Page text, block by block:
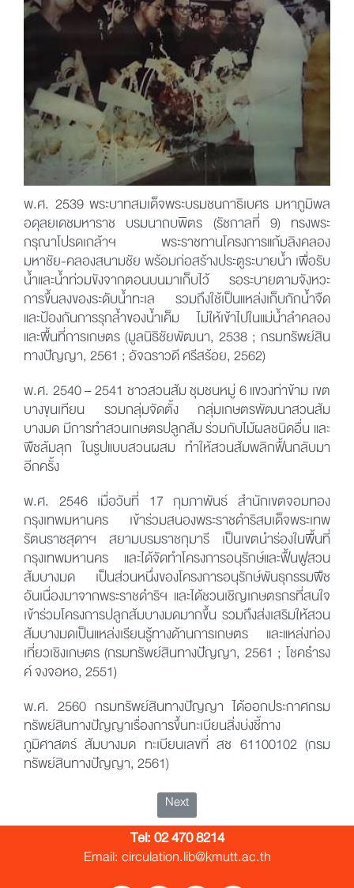
พ.ศ. 2539 พระบาทสมเด็จพระบรมชนกาธิเบศร มหาภูมิพล
อดุลยเดชมหาราช บรมนาถบพิตร (รัชกาลที่ 9) ทรงพระ
กรุณาโปรดเกล้าฯ พระราชทานโครงการแก้มลิงคลอง
มหาชัย-คลองสนามชัย พร้อมก่อสร้างประตูระบายน้ำ เพื่อรับ
น้ำและน้ำท่วมขังจากตอนบนมาเก็บไว้ รอระบายตามจังหวะ
การขึ้นลงของระดับน้ำทะเล รวมถึงใช้เป็นแหล่งเก็บกักน้ำจืด
และป้องกันการรุกล้ำของน้ำเค็ม ไม่ให้เข้าไปในแม่น้ำลำคลอง
และพื้นที่การเกษตร (มูลนิธิชัยพัฒนา, 2538 ; กรมทรัพย์สิน
ทางปัญญา, 2561 ; อัจฉราวดี ศรีสร้อย, 2562)
พ.ศ. 2540 – 2541 ชาวสวนส้ม ชุมชนหมู่ 6 แขวงท่าข้าม เขต
บางขุนเทียน รวมกลุ่มจัดตั้ง กลุ่มเกษตรพัฒนาสวนส้ม
บางมด มีการทำสวนเกษตรปลูกส้ม ร่วมกับไม้ผลชนิดอื่น และ
พืชล้มลุก ในรูปแบบสวนผสม ทำให้สวนส้มพลิกฟื้นกลับมา
อีกครั้ง
พ.ศ. 2546 เมื่อวันที่ 17 กุมภาพันธ์ สำนักเขตจอมทอง
กรุงเทพมหานคร เข้าร่วมสนองพระราชดำริสมเด็จพระเทพ
รัตนราชสุดาฯ สยามบรมราชกุมารี เป็นเขตนำร่องในพื้นที่
กรุงเทพมหานคร และได้จัดทำโครงการอนุรักษ์และฟื้นฟูสวน
ส้มบางมด เป็นส่วนหนึ่งของโครงการอนุรักษ์พันธุกรรมพืช
อันเนื่องมาจากพระราชดำริฯ และได้ชวนเชิญเกษตรกรที่สนใจ
เข้าร่วมโครงการปลูกส้มบางมดมากขึ้น รวมถึงส่งเสริมให้สวน
ส้มบางมดเป็นแหล่งเรียนรู้ทางด้านการเกษตร และแหล่งท่อง
เที่ยวเชิงเกษตร (กรมทรัพย์สินทางปัญญา, 2561 ; โชคธำรง
ค์ จงจอหอ, 2551)
พ.ศ. 2560 กรมทรัพย์สินทางปัญญา ได้ออกประกาศกรม
ทรัพย์สินทางปัญญาเรื่องการขึ้นทะเบียนสิ่งบ่งชี้ทาง
ภูมิศาสตร์ ส้มบางมด ทะเบียนเลขที่ สช 61100102 (กรม
ทรัพย์สินทางปัญญา, 2561)
Next
Tel: 02 470 8214
Email: circulation.lib@kmutt.ac.th